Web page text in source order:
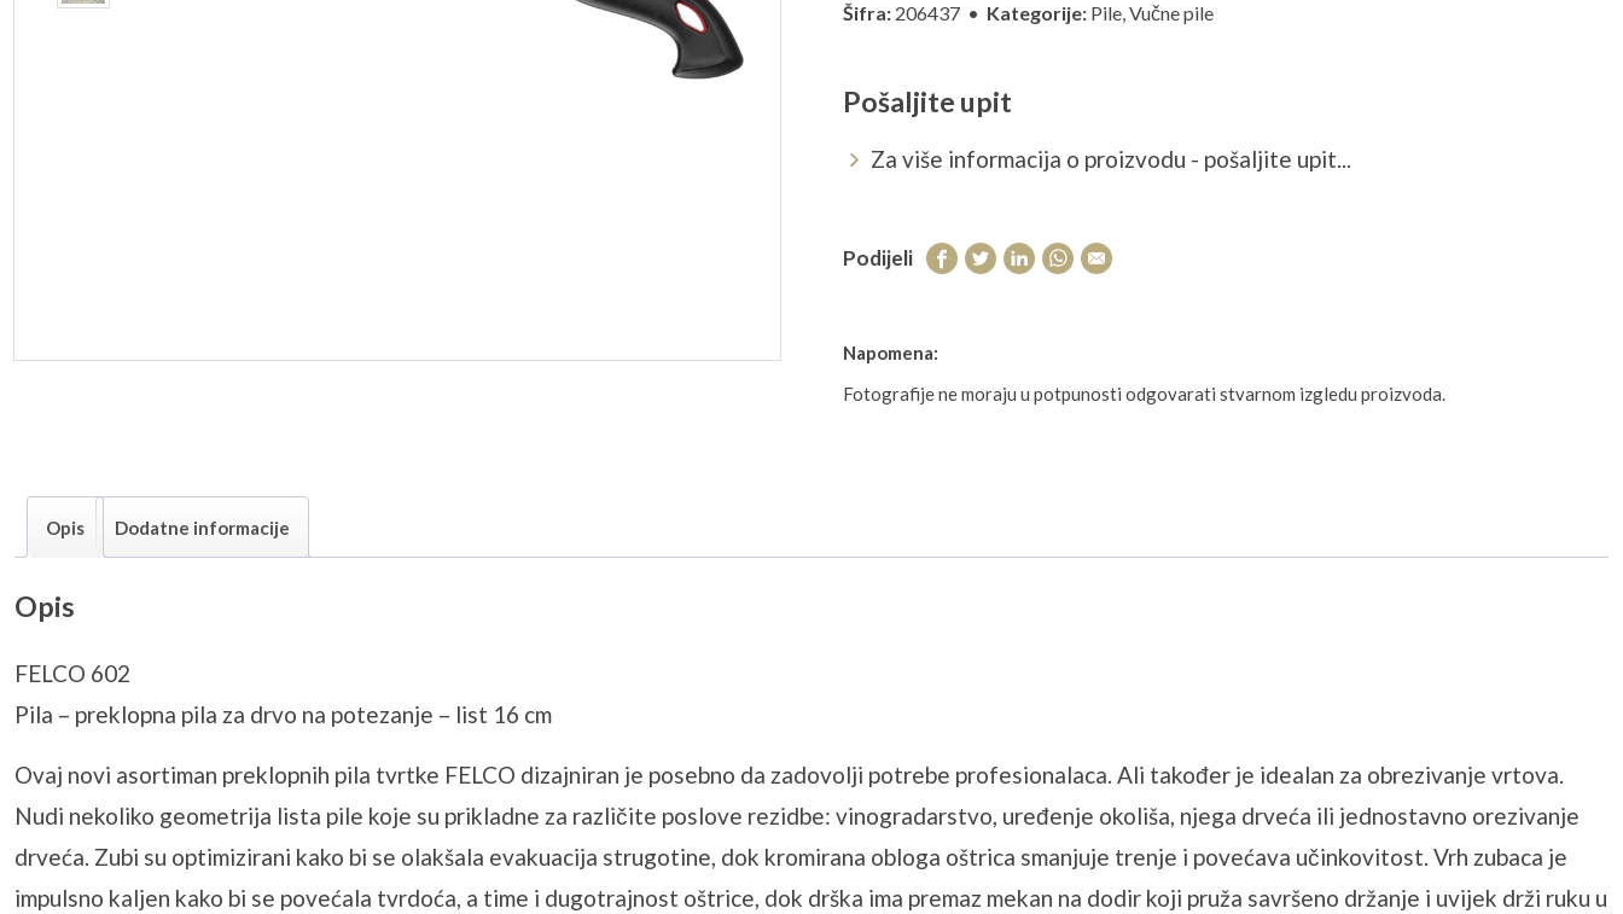
Šifra: 206437 • Kategorije: Pile,Vučne pile
Pošaljite upit
Za više informacija o proizvodu - pošaljite upit...
Podijeli
Napomena:
Fotografije ne moraju u potpunosti odgovarati stvarnom izgledu proizvoda.
Opis Dodatne informacije
Opis
FELCO 602
Pila – preklopna pila za drvo na potezanje – list 16 cm
Ovaj novi asortiman preklopnih pila tvrtke FELCO dizajniran je posebno da zadovolji potrebe profesionalaca. Ali također je idealan za obrezivanje vrtova.
Nudi nekoliko geometrija lista pile koje su prikladne za različite poslove rezidbe: vinogradarstvo, uređenje okoliša, njega drveća ili jednostavno orezivanje
drveća. Zubi su optimizirani kako bi se olakšala evakuacija strugotine, dok kromirana obloga oštrica smanjuje trenje i povećava učinkovitost. Vrh zubaca je
impulsno kaljen kako bi se povećala tvrdoća, a time i dugotrajnost oštrice, dok drška ima premaz mekan na dodir koji pruža savršeno držanje i uvijek drži ruku u